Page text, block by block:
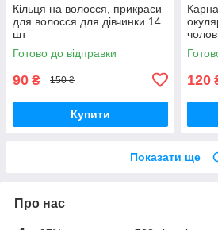
Кільця на волосся, прикраси
для волосся для дівчинки 14
шт
Готово до відправки
90 ₴ 150 ₴
Купити
120
Показати ще
Про нас